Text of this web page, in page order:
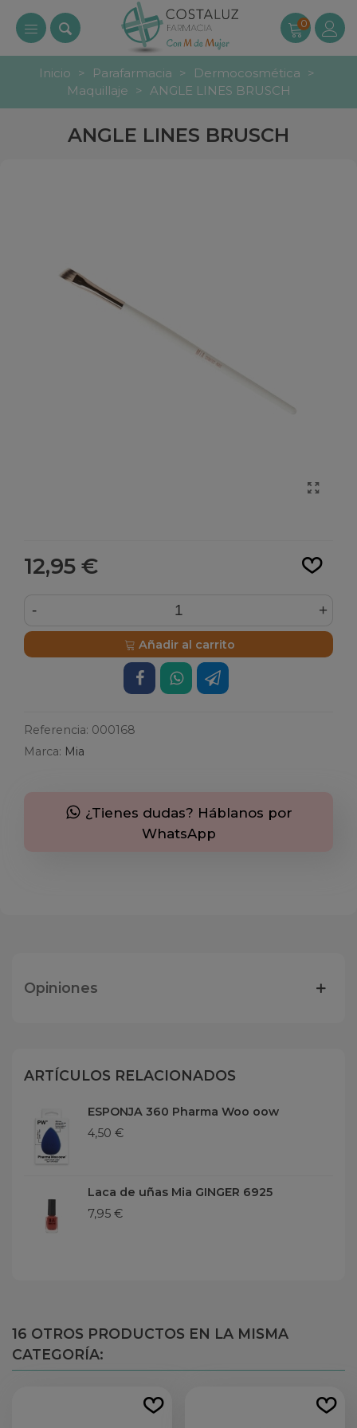
0
Inicio > Parafarmacia > Dermocosmética >
Maquillaje > ANGLE LINES BRUSCH
ANGLE LINES BRUSCH
12,95 €
- +
Añadir al carrito
Referencia: 000168
Marca: Mia
¿Tienes dudas? Háblanos por
WhatsApp
Opiniones
ARTÍCULOS RELACIONADOS
ESPONJA 360 Pharma Woo oow
4,50 €
Laca de uñas Mia GINGER 6925
7,95 €
16 OTROS PRODUCTOS EN LA MISMA
CATEGORÍA: